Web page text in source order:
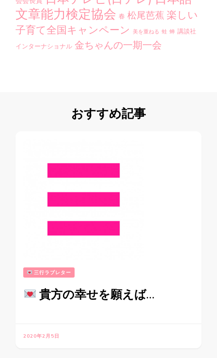
文章能力検定協会 春 松尾芭蕉 楽しい
子育て全国キャンペーン 美を重ねる 蛙 蝉 講談社
インターナショナル 金ちゃんの一期一会
おすすめ記事
三行ラブレター
貴方の幸せを願えば…
2020年2月5日